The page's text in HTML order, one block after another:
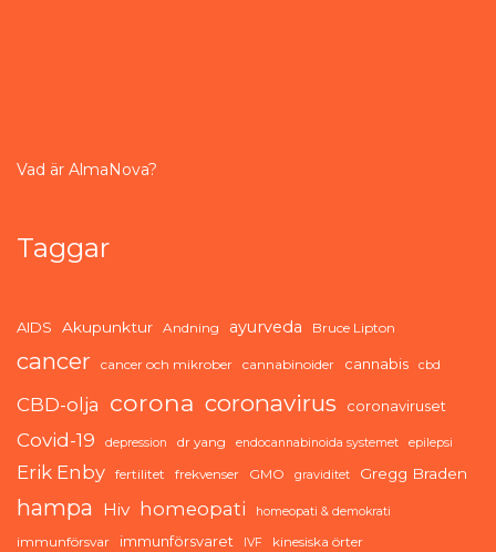
Vad är AlmaNova?
Taggar
AIDS Akupunktur Andning ayurveda Bruce Lipton
cancer cancer och mikrober cannabinoider cannabis cbd
CBD-olja corona coronavirus coronaviruset
Covid-19 depression dr yang endocannabinoida systemet epilepsi
Erik Enby fertilitet frekvenser GMO graviditet Gregg Braden
hampa Hiv homeopati homeopati & demokrati
immunförsvar immunförsvaret IVF kinesiska örter